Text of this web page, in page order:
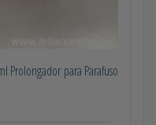
Prolongador para Parafuso